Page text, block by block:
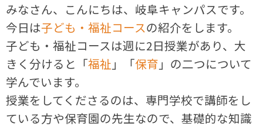
みなさん、こんにちは、岐阜キャンパスです。
今日は子ども・福祉コースの紹介をします。
子ども・福祉コースは週に2日授業があり、大
きく分けると「福祉 」「保育 」の二つについて
学んでいます。
授業をしてくださるのは、専門学校で講師をし
ている方や保育園の先生なので、基礎的な知識